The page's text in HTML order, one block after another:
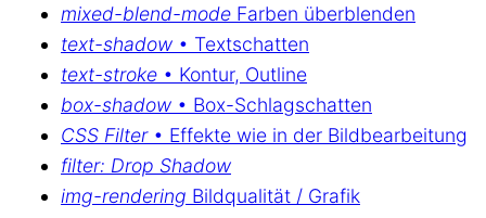
mixed-blend-mode Farben überblenden
text-shadow • Textschatten
text-stroke • Kontur, Outline
box-shadow • Box-Schlagschatten
CSS Filter• Effekte wie in der Bildbearbeitung
filter: Drop Shadow
img-rendering Bildqualität / Grafik